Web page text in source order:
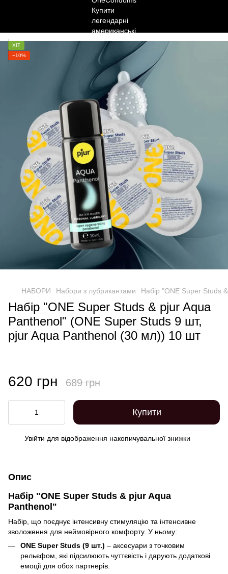
ХІТ
−10%
НАБОРИ Набори з лубрикантами Набір "ONE Super Studs
Набір "ONE Super Studs & pjur Aqua
Panthenol" (ONE Super Studs 9 шт,
pjur Aqua Panthenol (30 мл)) 10 шт
620 грн 689 грн
Купити
Увійти для відображення накопичувальної знижки
Опис
Набір "ONE Super Studs & pjur Aqua
Panthenol"
Набір, що поєднує інтенсивну стимуляцію та інтенсивне
зволоження для неймовірного комфорту. У ньому:
ONE Super Studs (9 шт.) – аксесуари з точковим
рельєфом, які підсилюють чуттєвість і дарують додаткові
емоції для обох партнерів.